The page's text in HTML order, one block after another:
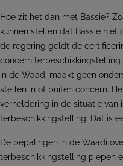
Hoe zit het dan met Bassie?
kunnen stellen dat Bassie
de regering geldt de
concern
in de Waadi maakt geen
stellen in of buiten concern.
verheldering in de situatie
terbeschikkingstelling. Dat is
De bepalingen in de Waadi
terbeschikkingstelling piepen